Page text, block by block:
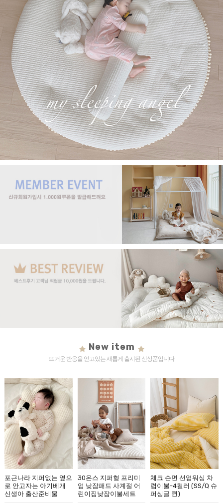
New item
뜨거운 반응을 얻고있는 새롭게 출시된 신상품입니다
포근나라 지퍼없는 옆으
로 안고자는 아기베개
신생아 출산준비물
30온스 지퍼형 프리미
엄 낮잠패드 사계절 어
린이집낮잠이불세트
체크 순면 선염워싱 차
렵이불-4컬러 (SS/Q 슈
퍼싱글 퀸)